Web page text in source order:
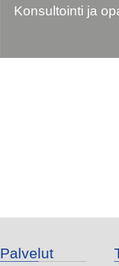
Konsultointi ja
Palvelut